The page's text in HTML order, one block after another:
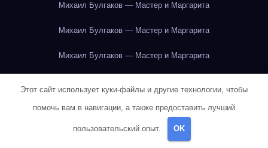
Михаил Булгаков — Мастер и Маргарита
Михаил Булгаков — Мастер и Маргарита
Михаил Булгаков — Мастер и Маргарита
Михаил Булгаков — Мастер и Маргарита
Михаил Булгаков — Мастер и Маргарита
Этот сайт использует куки-файлы и другие технологии, чтобы
помочь вам в навигации, а также предоставить лучший
пользовательский опыт. OK